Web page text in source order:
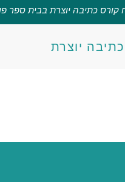
קורס כתיבה יוצרת בבית ספר
יוצרת